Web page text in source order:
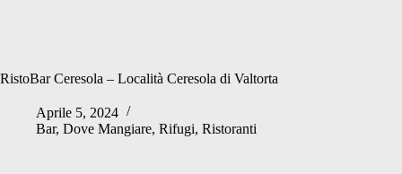
RistoBar Ceresola – Località Ceresola di Valtorta
Aprile 5, 2024
Bar, Dove Mangiare, Rifugi, Ristoranti